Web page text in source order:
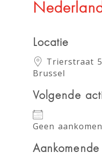
Locatie
Trierstraat
Brussel
Volgende
Geen